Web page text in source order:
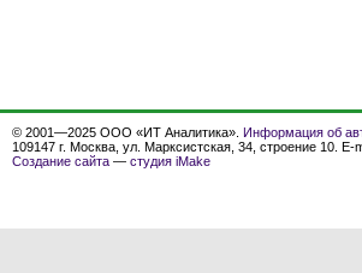
© 2001—2025 ООО «ИТ Аналитика». Информация об
109147 г. Москва, ул. Марксистская, 34, строение 10. E-
Создание сайта — студия iMake